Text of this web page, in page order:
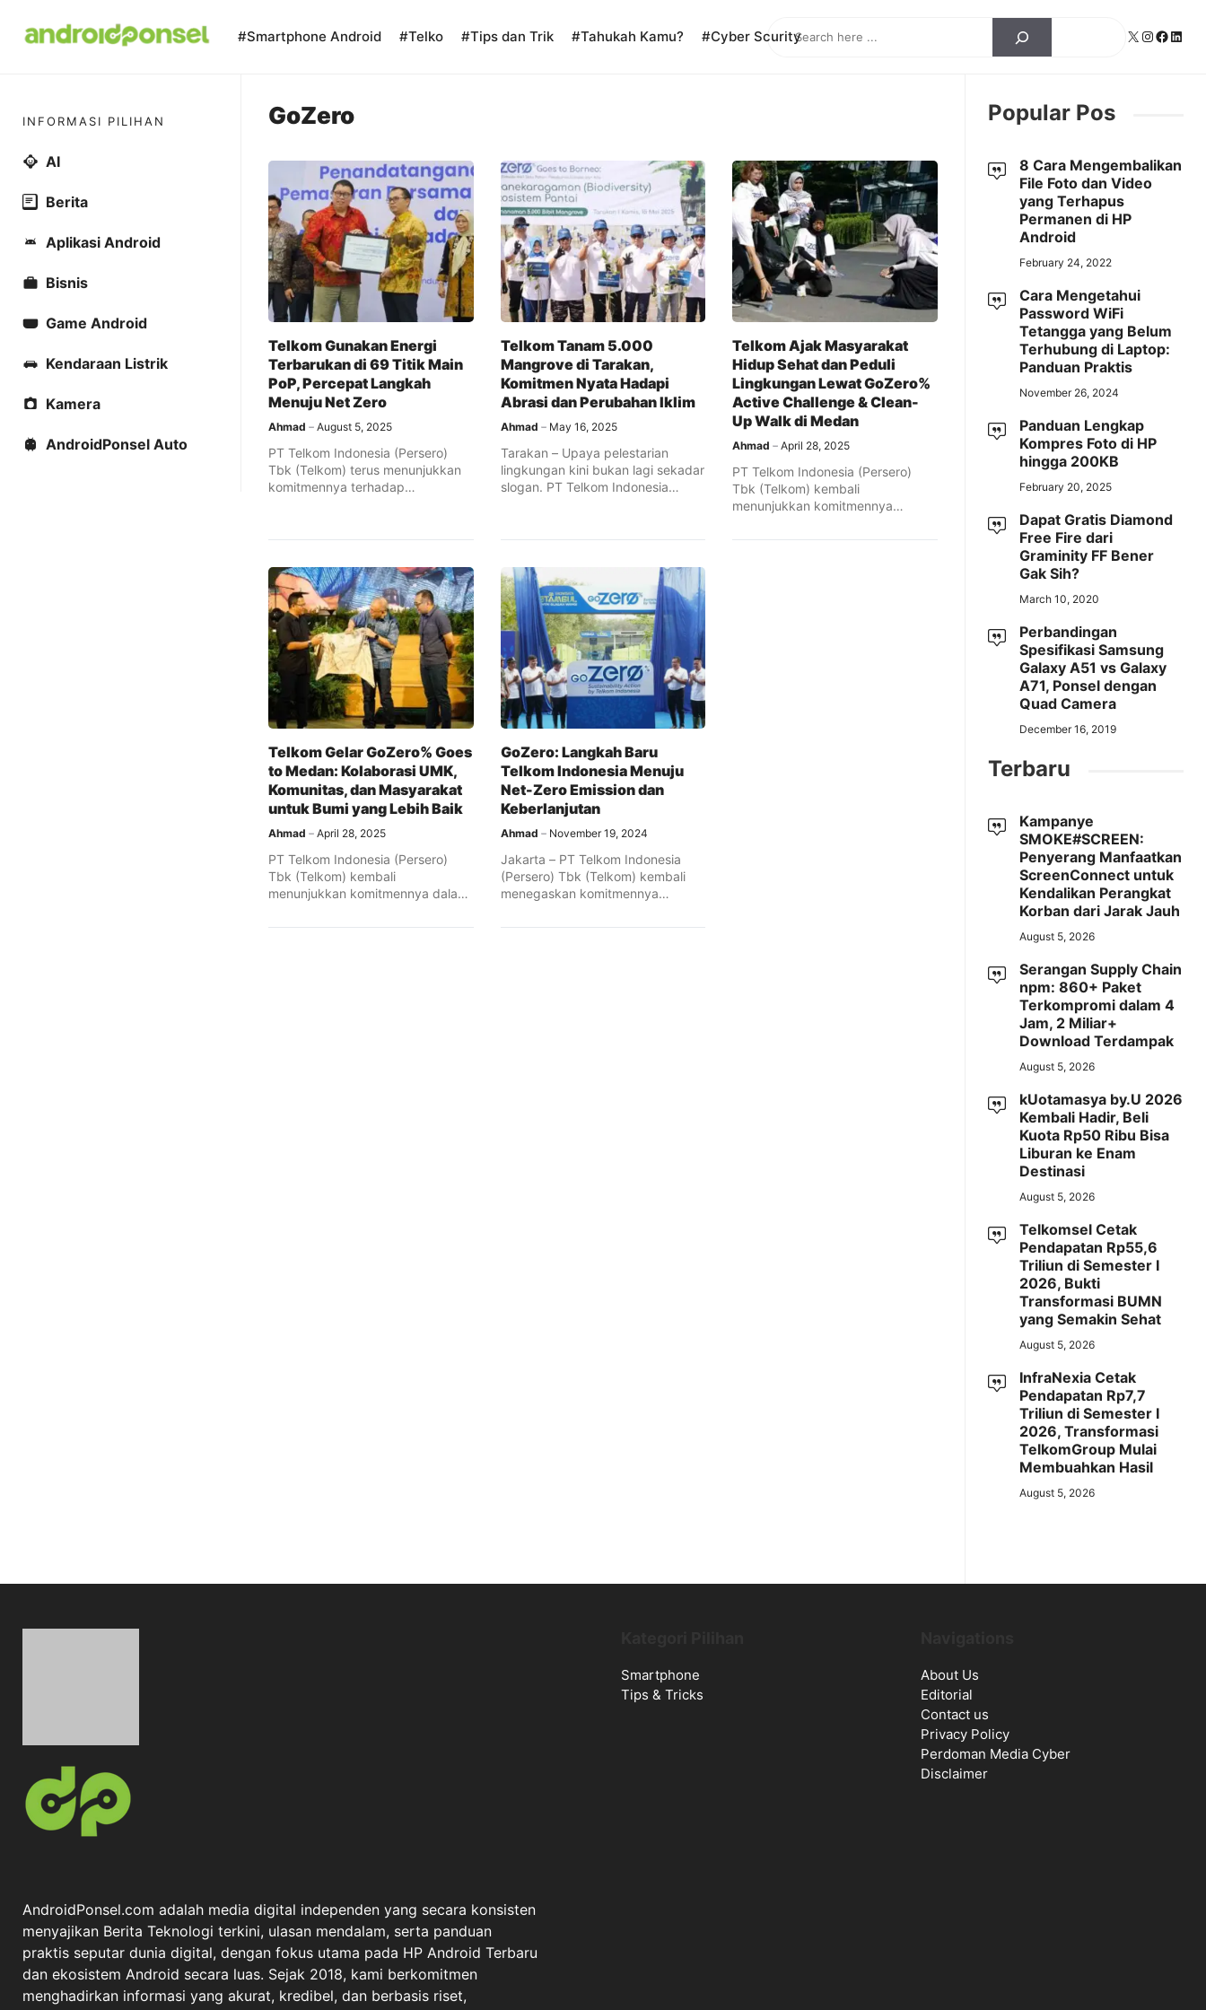
Search X Instagram
#Smartphone Android #Telko #Tips dan Trik #Tahukah Kamu? #Cyber Scurity
GoZero
Telkom Gunakan Energi
Terbarukan di 69 Titik Main
PoP, Percepat Langkah
Menuju Net Zero
Ahmad August 5, 2025
PT Telkom Indonesia (Persero)
Tbk (Telkom) terus menunjukkan
komitmennya terhadap
Telkom Tanam 5.000
Mangrove di Tarakan,
Komitmen Nyata Hadapi
Abrasi dan Perubahan Iklim
Ahmad May 16, 2025
Tarakan – Upaya pelestarian
lingkungan kini bukan lagi sekadar
slogan. PT Telkom Indonesia
Telkom Ajak Masyarakat
Hidup Sehat dan Peduli
Lingkungan Lewat GoZero%
Active Challenge & Clean-
Up Walk di Medan
Ahmad April 28, 2025
PT Telkom Indonesia (Persero)
Tbk (Telkom) kembali
menunjukkan komitmennya
lingkungan dengan cara yang ...
Telkom Gelar GoZero% Goes
to Medan: Kolaborasi UMK,
Komunitas, dan Masyarakat
untuk Bumi yang Lebih Baik
Ahmad April 28, 2025
PT Telkom Indonesia (Persero)
Tbk (Telkom) kembali
menunjukkan komitmennya dalam
berkelanjutan lewat program ...
GoZero: Langkah Baru
Telkom Indonesia Menuju
Net-Zero Emission dan
Keberlanjutan
Ahmad November 19, 2024
Jakarta – PT Telkom Indonesia
(Persero) Tbk (Telkom) kembali
menegaskan komitmennya
peluncuran ...
INFORMASI PILIHAN
AI
Berita
Aplikasi Android
Bisnis
Game Android
Kendaraan Listrik
Kamera
AndroidPonsel Auto
Popular Pos
8 Cara Mengembalikan
File Foto dan Video
yang Terhapus
Permanen di HP
Android
February 24, 2022
Cara Mengetahui
Password WiFi
Tetangga yang Belum
Terhubung di Laptop:
Panduan Praktis
November 26, 2024
Panduan Lengkap
Kompres Foto di HP
hingga 200KB
February 20, 2025
Dapat Gratis Diamond
Free Fire dari
Graminity FF Bener
Gak Sih?
March 10, 2020
Perbandingan
Spesifikasi Samsung
Galaxy A51 vs Galaxy
A71, Ponsel dengan
Quad Camera
December 16, 2019
Terbaru
Kampanye
SMOKE#SCREEN:
Penyerang Manfaatkan
ScreenConnect untuk
Kendalikan Perangkat
Korban dari Jarak Jauh
August 5, 2026
Serangan Supply Chain
npm: 860+ Paket
Terkompromi dalam 4
Jam, 2 Miliar+
Download Terdampak
August 5, 2026
kUotamasya by.U 2026
Kembali Hadir, Beli
Kuota Rp50 Ribu Bisa
Liburan ke Enam
Destinasi
August 5, 2026
Telkomsel Cetak
Pendapatan Rp55,6
Triliun di Semester I
2026, Bukti
Transformasi BUMN
yang Semakin Sehat
August 5, 2026
InfraNexia Cetak
Pendapatan Rp7,7
Triliun di Semester I
2026, Transformasi
TelkomGroup Mulai
Membuahkan Hasil
August 5, 2026
AndroidPonsel.com adalah media digital independen yang secara konsisten
menyajikan Berita Teknologi terkini, ulasan mendalam, serta panduan
praktis seputar dunia digital, dengan fokus utama pada HP Android Terbaru
dan ekosistem Android secara luas. Sejak 2018, kami berkomitmen
menghadirkan informasi yang akurat, kredibel, dan berbasis riset,
Smartphone
Tips & Tricks
About Us
Editorial
Contact us
Privacy Policy
Perdoman Media Cyber
Disclaimer